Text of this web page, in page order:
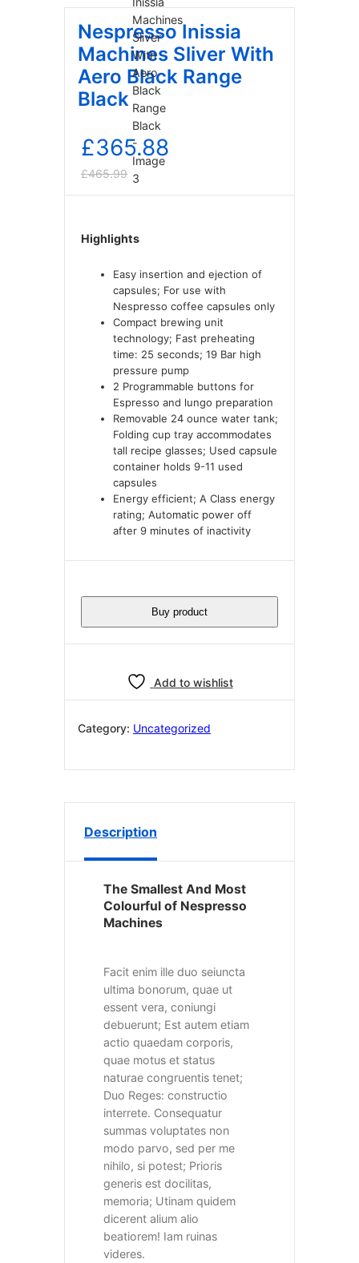
Nespresso Inissia
Machines Sliver With
Aero Black Range
Black
£465.99
Original
price
was:
£465.99.
£365.88
Current
price
is:
£365.88.
Highlights
Easy insertion and ejection of
capsules; For use with
Nespresso coffee capsules only
Compact brewing unit
technology; Fast preheating
time: 25 seconds; 19 Bar high
pressure pump
2 Programmable buttons for
Espresso and lungo preparation
Removable 24 ounce water tank;
Folding cup tray accommodates
tall recipe glasses; Used capsule
container holds 9-11 used
capsules
Energy efficient; A Class energy
rating; Automatic power off
after 9 minutes of inactivity
Buy product
Add to wishlist
Category: Uncategorized
Description
The Smallest And Most
Colourful of Nespresso
Machines
Facit enim ille duo seiuncta
ultima bonorum, quae ut
essent vera, coniungi
debuerunt; Est autem etiam
actio quaedam corporis,
quae motus et status
naturae congruentis tenet;
Duo Reges: constructio
interrete. Consequatur
summas voluptates non
modo parvo, sed per me
nihilo, si potest; Prioris
generis est docilitas,
memoria; Utinam quidem
dicerent alium alio
beatiorem! Iam ruinas
videres.